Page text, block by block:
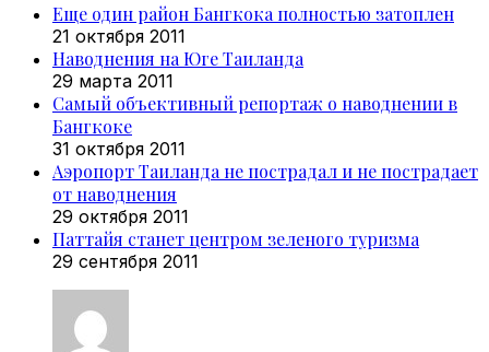
Еще один район Бангкока полностью затоплен
21 октября 2011
Наводнения на Юге Таиланда
29 марта 2011
Самый объективный репортаж о наводнении в
Бангкоке
31 октября 2011
Аэропорт Таиланда не пострадал и не пострадает
от наводнения
29 октября 2011
Паттайя станет центром зеленого туризма
29 сентября 2011